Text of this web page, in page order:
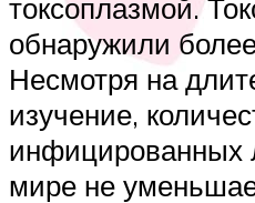
токсоплазмой.
обнаружили
Несмотря на
изучение,
инфицированных
мире не